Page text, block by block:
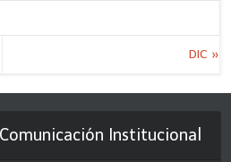
DIC »
Institucional